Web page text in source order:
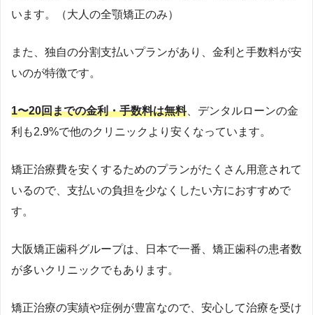
います。（大人の全顎矯正のみ）
また、独自の分割支払いプランがあり、金利と手数料が安
いのが特徴です。
1〜20回までの金利・手数料は無料、デンタルローンの金
利も2.9%で他のクリニックより安くなっています。
矯正治療費を安くするためのプランがたくさん用意されて
いるので、支払いの負担を少なくしたい方におすすめで
す。
大阪矯正歯科グループは、日本で一番、矯正歯科の患者数
が多いクリニックでもあります。
矯正治療の実績や症例が豊富なので、安心して治療を受け